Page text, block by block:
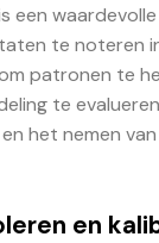
een
te noteren
patronen te
te
het nemen
en